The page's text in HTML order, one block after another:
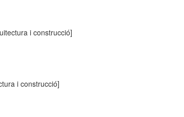
i construcció]
i construcció]